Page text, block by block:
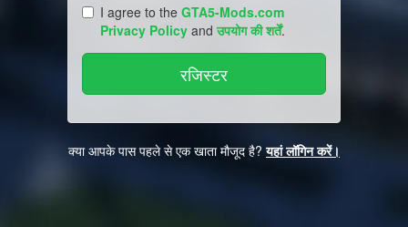
I agree to the GTA5-Mods.com
Privacy Policy andउपयोग की शर्तें.
क्या आपके पास पहले से एक खाता मौजूद है?यहां लॉगिन करें।